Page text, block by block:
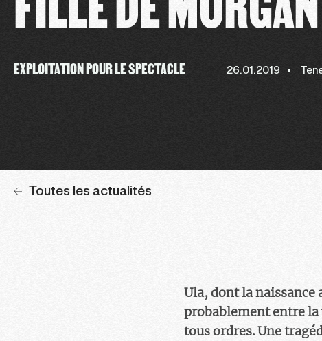
EXPLOITATION POUR LE SPECTACLE 26.01.2019
Toutes les actualités
Ula, dont la naissance
probablement entre la
tous ordres. Une